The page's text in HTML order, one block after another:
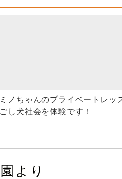
ノちゃんのプライベートレッ
し犬社会を体験です！
より